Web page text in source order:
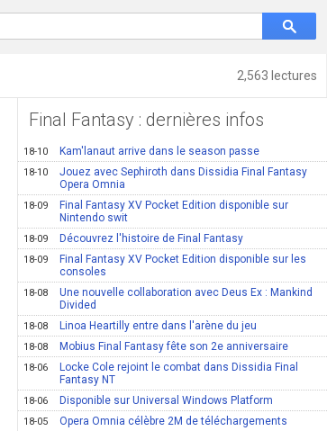
2,563 lectures
Final Fantasy : dernières infos
18-10 Kam'lanaut arrive dans le season passe
18-10
Jouez avec Sephiroth dans Dissidia Final Fantasy
Opera Omnia
18-09
Final Fantasy XV Pocket Edition disponible sur
Nintendo swit
18-09 Découvrez l'histoire de Final Fantasy
18-09
Final Fantasy XV Pocket Edition disponible sur les
consoles
18-08
Une nouvelle collaboration avec Deus Ex : Mankind
Divided
18-08 Linoa Heartilly entre dans l'arène du jeu
18-08 Mobius Final Fantasy fête son 2e anniversaire
18-06
Locke Cole rejoint le combat dans Dissidia Final
Fantasy NT
18-06 Disponible sur Universal Windows Platform
18-05 Opera Omnia célèbre 2M de téléchargements